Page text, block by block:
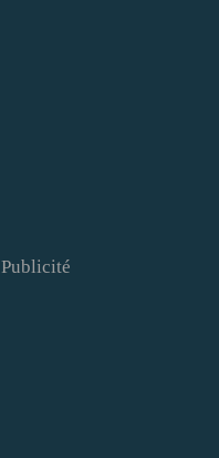
Publicité